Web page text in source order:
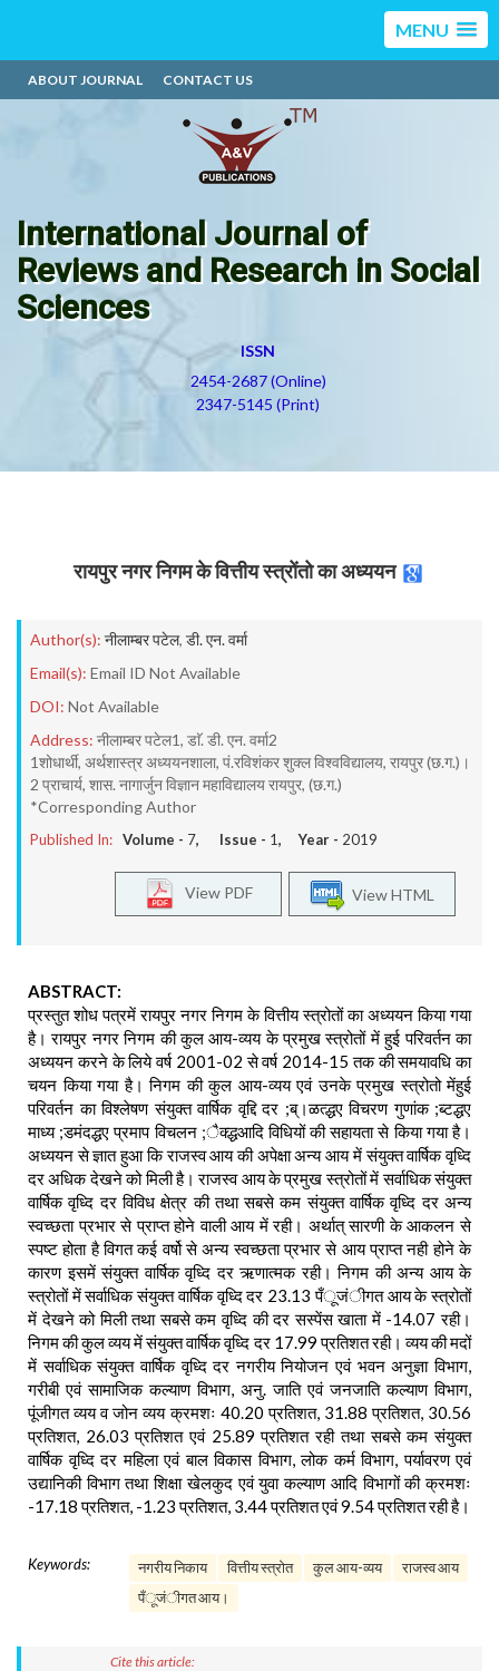
MENU
ABOUT JOURNAL CONTACT US
International Journal of
Reviews and Research in Social
Sciences
ISSN
2454-2687 (Online)
2347-5145 (Print)
रायपुर नगर निगम के वित्तीय स्त्रोंतो का अध्ययन
Author(s): नीलाम्बर पटेल, डी. एन. वर्मा
Email(s): Email ID Not Available
DOI: Not Available
Address: नीलाम्बर पटेल1, डाॅ. डी. एन. वर्मा2
1शोधार्थी, अर्थशास्त्र अध्ययनशाला, पं.रविशंकर शुक्ल विश्वविद्यालय, रायपुर (छ.ग.)।
2 प्राचार्य, शास. नागार्जुन विज्ञान महाविद्यालय रायपुर, (छ.ग.)
*Corresponding Author
Published In: Volume - 7, Issue - 1, Year - 2019
View HTML
View PDF
ABSTRACT:
प्रस्तुत शोध पत्रमें रायपुर नगर निगम के वित्तीय स्त्रोतों का अध्ययन किया गया
है। रायपुर नगर निगम की कुल आय-व्यय के प्रमुख स्त्रोतों में हुई परिवर्तन का
अध्ययन करने के लिये वर्ष 2001-02 से वर्ष 2014-15 तक की समयावधि का
चयन किया गया है। निगम की कुल आय-व्यय एवं उनके प्रमुख स्त्रोतो मेंहुई
परिवर्तन का विश्लेषण संयुक्त वार्षिक वृद्दि दर ;ब्।ळत्द्धए विचरण गुणांक ;ब्टद्धए
माध्य ;डमंदद्धए प्रमाप विचलन ;ैक्द्धआदि विधियों की सहायता से किया गया है।
अध्ययन से ज्ञात हुआ कि राजस्व आय की अपेक्षा अन्य आय में संयुक्त वार्षिक वृध्दि
दर अधिक देखने को मिली है। राजस्व आय के प्रमुख स्त्रोतों में सर्वाधिक संयुक्त
वार्षिक वृध्दि दर विविध क्षेत्र की तथा सबसे कम संयुक्त वार्षिक वृध्दि दर अन्य
स्वच्छता प्रभार से प्राप्त होने वाली आय में रही। अर्थात् सारणी के आकलन से
स्पष्ट होता है विगत कई वर्षो से अन्य स्वच्छता प्रभार से आय प्राप्त नही होने के
कारण इसमें संयुक्त वार्षिक वृध्दि दर ऋणात्मक रही। निगम की अन्य आय के
स्त्रोतों में सर्वाधिक संयुक्त वार्षिक वृध्दि दर 23.13 पँूजंीगत आय के स्त्रोतों
में देखने को मिली तथा सबसे कम वृध्दि की दर सस्पेंस खाता में -14.07 रही।
निगम की कुल व्यय में संयुक्त वार्षिक वृध्दि दर 17.99 प्रतिशत रही। व्यय की मदों
में सर्वाधिक संयुक्त वार्षिक वृध्दि दर नगरीय नियोजन एवं भवन अनुज्ञा विभाग,
गरीबी एवं सामाजिक कल्याण विभाग, अनु. जाति एवं जनजाति कल्याण विभाग,
पूंजीगत व्यय व जोन व्यय क्रमशः 40.20 प्रतिशत, 31.88 प्रतिशत, 30.56
प्रतिशत, 26.03 प्रतिशत एवं 25.89 प्रतिशत रही तथा सबसे कम संयुक्त
वार्षिक वृध्दि दर महिला एवं बाल विकास विभाग, लोक कर्म विभाग, पर्यावरण एवं
उद्यानिकी विभाग तथा शिक्षा खेलकुद एवं युवा कल्याण आदि विभागों की क्रमशः
-17.18 प्रतिशत, -1.23 प्रतिशत, 3.44 प्रतिशत एवं 9.54 प्रतिशत रही है।
Keywords: नगरीय निकाय वित्तीय स्त्रोत कुल आय-व्यय
राजस्व आय
पँूजंीगत आय।
Cite this article: